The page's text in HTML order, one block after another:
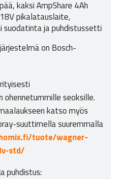
kaksi AmpShare 4Ah
pikalatauslaite,
suodatinta ja puhdistussetti
on Bosch-
ohennetummille seoksille.
katso myös
suuttimella suuremmalla
tuote/wagner-
std/
puhdistus: